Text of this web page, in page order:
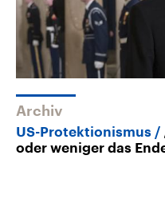
Archiv
US-Protektionismus
oder weniger das